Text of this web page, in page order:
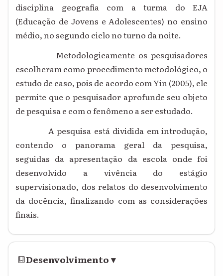
disciplina geografia com a turma do EJA
(Educação de Jovens e Adolescentes) no ensino
médio, no segundo ciclo no turno da noite.
Metodologicamente os pesquisadores
escolheram como procedimento metodológico, o
estudo de caso, pois de acordo com Yin (2005), ele
permite que o pesquisador aprofunde seu objeto
de pesquisa e com o fenômeno a ser estudado.
A pesquisa está dividida em introdução,
contendo o panorama geral da pesquisa,
seguidas da apresentação da escola onde foi
desenvolvido a vivência do estágio
supervisionado, dos relatos do desenvolvimento
da docência, finalizando com as considerações
finais.
Desenvolvimento▾